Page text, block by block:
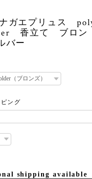
ガエプリュス
香立て ブロン
バー
ング
shipping available